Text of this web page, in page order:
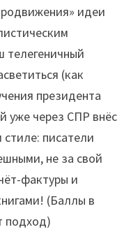
идеи
телегеничный
(как
президента
уже через СПР внёс
стиле: писатели
не за свой
фактуры и
(Баллы в
подход)